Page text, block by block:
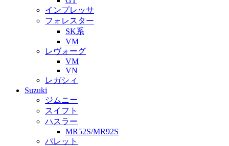
インプレッサ
フォレスター
SK系
VM
レヴォーグ
VM
VN
レガシィ
Suzuki
ジムニー
スイフト
ハスラー
MR52S/MR92S
パレット